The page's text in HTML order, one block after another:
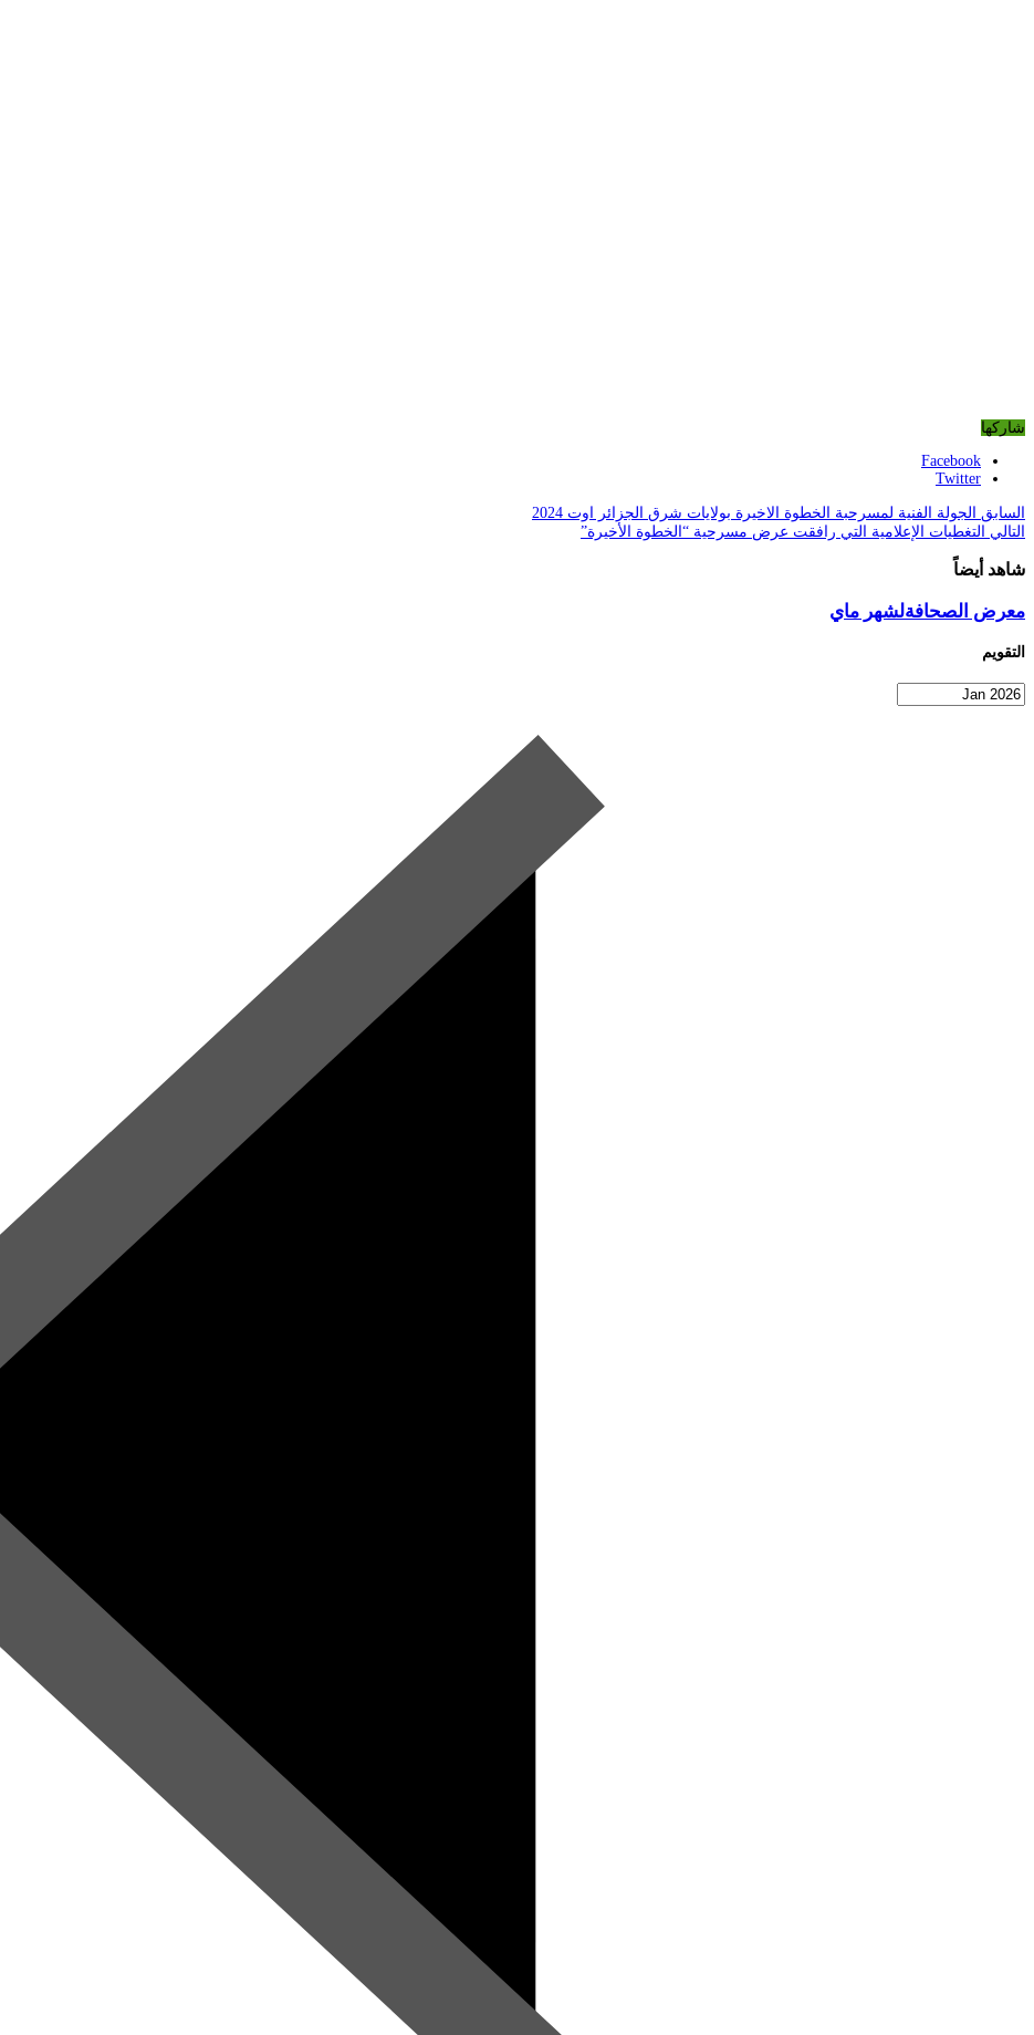
شاركها
Facebook
Twitter
السابق الجولة الفنية لمسرحبة الخطوة الاخيرة بولايات شرق الجزائر اوت 2024
التالي التغطيات الإعلامية التي رافقت عرض مسرحية “الخطوة الأخيرة”
شاهد أيضاً
معرض الصحافةلشهر ماي
التقويم